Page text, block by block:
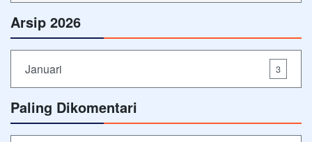
Arsip 2026
Januari 3
Paling Dikomentari